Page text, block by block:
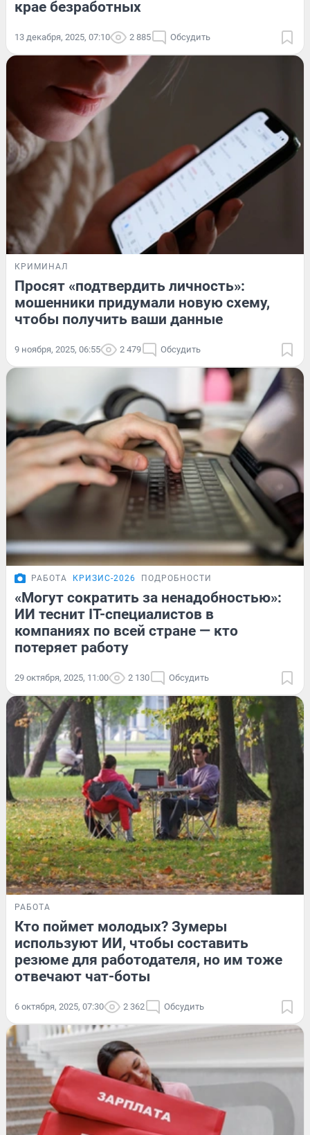
крае безработных
13 декабря, 2025, 07:10 2 885 Обсудить
КРИМИНАЛ
Просят «подтвердить личность»:
мошенники придумали новую схему,
чтобы получить ваши данные
9 ноября, 2025, 06:55 2 479 Обсудить
РАБОТА КРИЗИС-2026 ПОДРОБНОСТИ
«Могут сократить за ненадобностью»:
ИИ теснит IT-специалистов в
компаниях по всей стране — кто
потеряет работу
29 октября, 2025, 11:00 2 130 Обсудить
РАБОТА
Кто поймет молодых? Зумеры
используют ИИ, чтобы составить
резюме для работодателя, но им тоже
отвечают чат-боты
6 октября, 2025, 07:30 2 362 Обсудить